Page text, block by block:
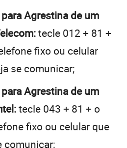
Agrestina de um
tecle 012 + 81 +
fixo ou celular
se comunicar;
Agrestina de um
tecle 043 + 81 + o
fixo ou celular que
comunicar;